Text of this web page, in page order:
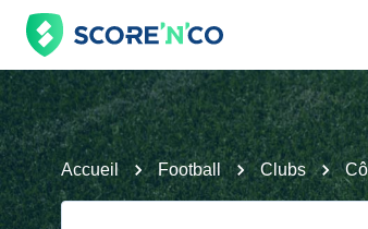
Accueil Football Clubs